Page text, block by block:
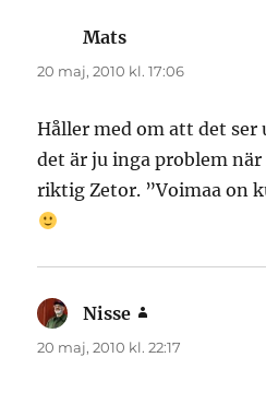
Mats
20 maj, 2010 kl. 17:06
Håller med om att det
det är ju inga problem
riktig Zetor. ”Voimaa on
Nisse
20 maj, 2010 kl. 22:17